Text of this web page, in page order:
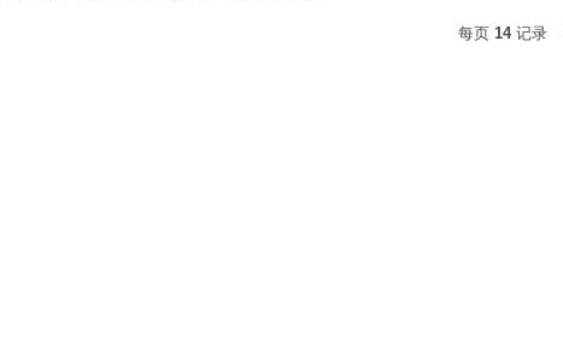
每页 14记录